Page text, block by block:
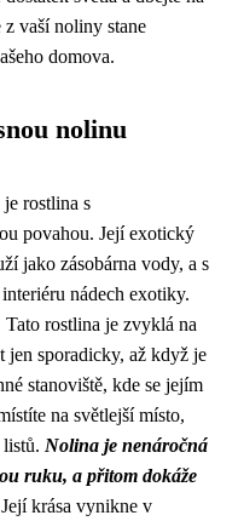
z vaší noliny stane
domova.
nolinu
rostlina s
povahou. Její exotický
jako zásobárna vody, a s
nádech exotiky.
rostlina je zvyklá na
jen sporadicky, až když je
stanoviště, kde se jejím
na světlejší místo,
Nolina je nenáročná
ruku, a přitom dokáže
Její krása vynikne v